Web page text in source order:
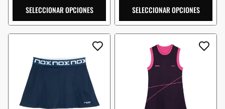
SELECCIONAR OPCIONES SELECCIONAR OPCIONES